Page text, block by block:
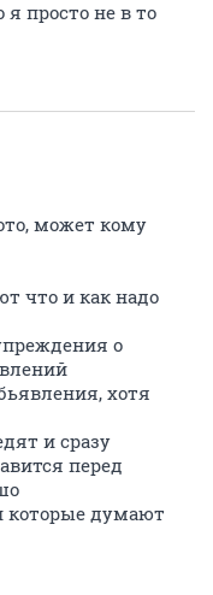
просто не в то
может кому
что и как надо
о
хотя
и сразу
перед
которые думают